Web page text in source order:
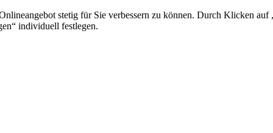
stetig für Sie verbessern zu können. Durch Klicken
individuell festlegen.